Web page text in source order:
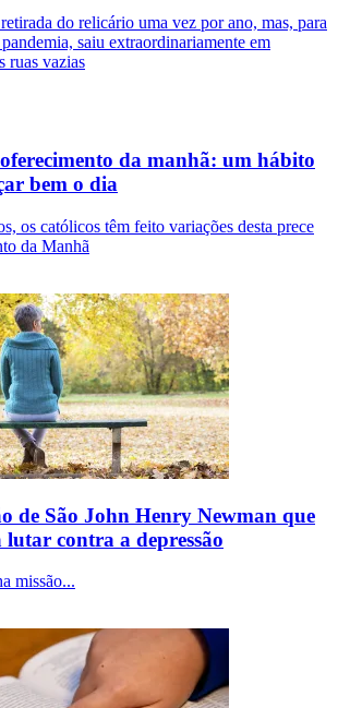
do relicário uma vez por ano, mas, para
saiu extraordinariamente em
ruas vazias
da manhã: um hábito
bem o dia
os católicos têm feito variações desta prece
da Manhã
de São John Henry Newman que
lutar contra a depressão
missão...